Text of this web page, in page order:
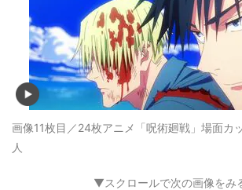
画像11枚目／24枚アニメ「呪術廻戦」場面カ
人
▼スクロールで次の画像を